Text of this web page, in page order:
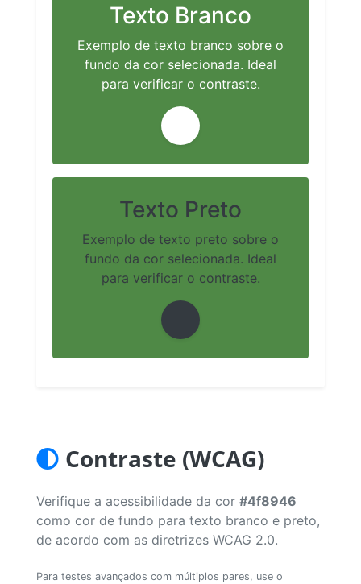
Texto Branco
Exemplo de texto branco sobre o
fundo da cor selecionada. Ideal
para verificar o contraste.
Texto Preto
Exemplo de texto preto sobre o
fundo da cor selecionada. Ideal
para verificar o contraste.
Contraste (WCAG)
Verifique a acessibilidade da cor #4f8946
como cor de fundo para texto branco e preto,
de acordo com as diretrizes WCAG 2.0.
Para testes avançados com múltiplos pares, use o